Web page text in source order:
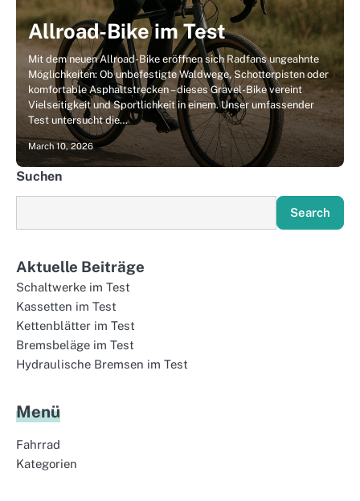
Allroad-Bike im Test
Mit dem neuen Allroad-Bike eröffnen sich Radfans ungeahnte
Möglichkeiten: Ob unbefestigte Waldwege, Schotterpisten oder
komfortable Asphaltstrecken – dieses Gravel-Bike vereint
Vielseitigkeit und Sportlichkeit in einem. Unser umfassender
Test untersucht die…
March 10, 2026
Suchen
Search
Aktuelle Beiträge
Schaltwerke im Test
Kassetten im Test
Kettenblätter im Test
Bremsbeläge im Test
Hydraulische Bremsen im Test
Menü
Fahrrad
Kategorien